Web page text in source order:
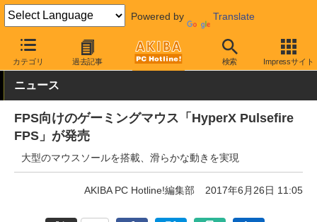
Powered by Translate
カテゴリ 過去記事 検索 Impressサイト
AKIBA PC Hotline! PC周辺機器 マウス ゲーミングマウス
ニュース
FPS向けのゲーミングマウス「HyperX Pulsefire
FPS」が発売
大型のマウスソールを搭載、滑らかな動きを実現
AKIBA PC Hotline!編集部 2017年6月26日 11:05